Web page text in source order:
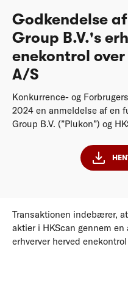
Godkendelse
Group B.V.'s
enekontrol
A/S
Konkurrence- og
2024 en anmeldelse af en
Group B.V. (”Plukon”) og
Transaktionen indebærer,
aktier i HKScan gennem
erhverver herved